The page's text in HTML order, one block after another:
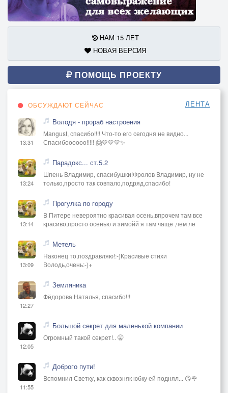
НАМ 15 ЛЕТ
НОВАЯ ВЕРСИЯ
ПОМОЩЬ ПРОЕКТУ
ОБСУЖДАЮТ СЕЙЧАС ЛЕНТА
13:31
Володя - прораб настроения
Mangust, спасибо!!!! Что-то его сегодня не видно...
Спасибоооооо!!!!! 🤗💛💛💛✨
13:24
Парадокс... ст.5.2
Шпень Владимир, спасибушки!Фролов Владимир, ну не
только,просто так совпало,подряд,спасибо!
13:14
Прогулка по городу
В Питере невероятно красивая осень,впрочем там все
красиво,просто осенью и зимойй я там чаще ,чем ле
13:09
Метель
Наконец то,поздравляю!:-)Красивые стихи
Володь,очень:-)+
12:27
Земляника
Фёдорова Наталья, спасибо!!!
12:05
Большой секрет для маленькой компании
Огромный такой секрет!.. 🤫
11:55
Доброго пути!
Вспомнил Светку, как сквозняк юбку ей поднял... 😘🌹